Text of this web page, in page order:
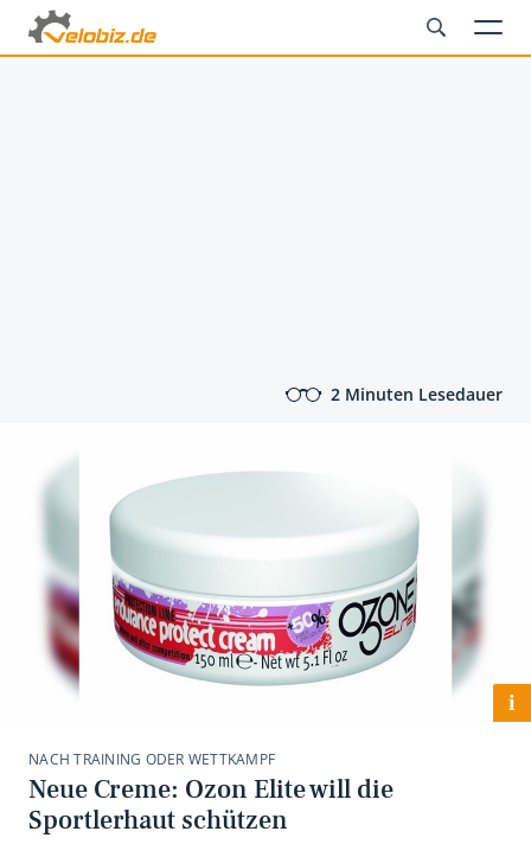
2 Minuten Lesedauer
i
NACH TRAINING ODER WETTKAMPF
Neue Creme: Ozon Elite will die
Sportlerhaut schützen